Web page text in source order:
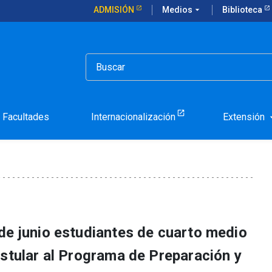
ADMISIÓN Medios arrow_drop_down Biblioteca
Facultades Internacionalización Extensión
Vocacional:
junio estudiantes de cuarto medio
al Programa de Preparación y